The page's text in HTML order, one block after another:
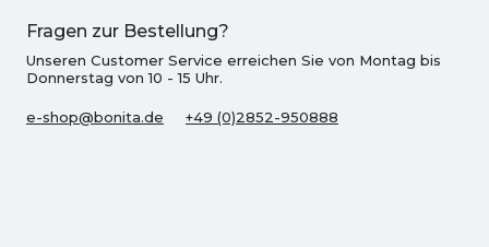
Fragen zur Bestellung?
Unseren Customer Service erreichen Sie von Montag bis
Donnerstag von 10 - 15 Uhr.
e-shop@bonita.de +49 (0)2852-950888